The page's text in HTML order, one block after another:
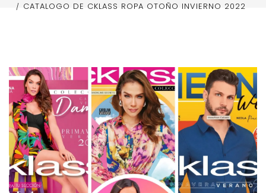
CATALOGO DE CKLASS ROPA OTOÑO INVIERNO 2022